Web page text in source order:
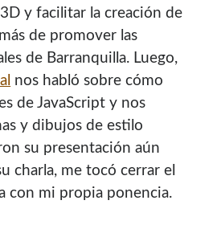
hazlo por aquí y colaboras
este sitio:
y facilitar la creación de
de promover las
de Barranquilla. Luego,
nos habló sobre cómo
de JavaScript y nos
y dibujos de estilo
su presentación aún
charla, me tocó cerrar el
con mi propia ponencia.